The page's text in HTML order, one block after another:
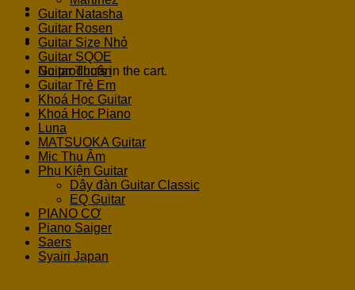
Cart
No products in the cart.
Guitar Natasha
Guitar Rosen
Guitar Size Nhỏ
Guitar SQOE
Guitar Thuận
Guitar Trẻ Em
Khoá Học Guitar
Khoá Học Piano
Luna
MATSUOKA Guitar
Mic Thu Âm
Phụ Kiện Guitar
Dây đàn Guitar Classic
EQ Guitar
PIANO CƠ
Piano Saiger
Saers
Syairi Japan